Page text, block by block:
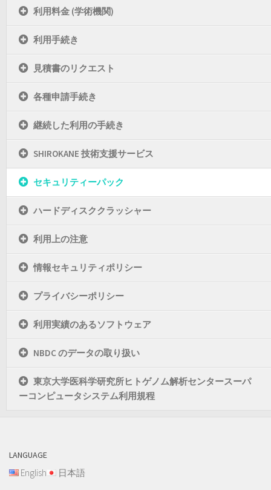
利用料金 (学術機関)
利用手続き
見積書のリクエスト
各種申請手続き
継続した利用の手続き
SHIROKANE 技術支援サービス
セキュリティーパック
ハードディスククラッシャー
利用上の注意
情報セキュリティポリシー
プライバシーポリシー
利用実績のあるソフトウェア
NBDC のデータの取り扱い
東京大学医科学研究所ヒトゲノム解析センタースーパ
ーコンピュータシステム利用規程
LANGUAGE
English 日本語